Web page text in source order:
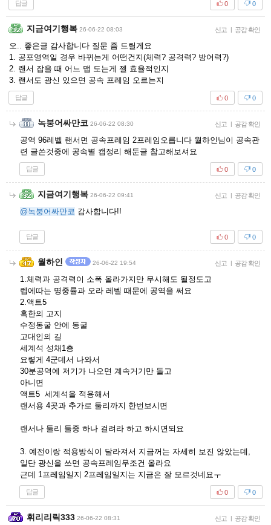
답글 0
0
지금여기행복 26-06-22 08:03 신고 | 공감 확인
오.. 좋은글 감사합니다 질문 좀 드릴게요
1. 공포영역일 경우 바뀌는게 어떤건지(체력? 공격력? 방어력?)
2. 랜서 잡을 때 어느 맵 도는게 젤 효율적인지
3. 랜서도 광신 있으면 공속 프레임 오르는지
답글 0
0
녹붕어싸만코 26-06-22 08:30 신고 | 공감 확인
공역 96레벨 랜서면 공속프레임 2프레임오릅니다 월하인님이 공속관
련 글쓴것중에 공속별 캡정리 해둔글 참고해보셔요
답글 0
0
지금여기행복 26-06-22 09:41 신고 | 공감 확인
@녹붕어싸만코 감사합니다!!
답글 0
0
월하인 26-06-22 19:54 신고 | 공감 확인
1.체력과 공격력이 소폭 올라가지만 무시해도 될정도고
렙에따는 명중률과 오라 레벨 때문에 공역을 써요
2.액트5
혹한의 고지
수정동굴 안에 동굴
고대인의 길
세계석 성채1층
요렿게 4군데서 나와서
30분공역에 저기가 나오면 계속거기만 돌고
아니면
액트5 세계석을 적용해서
랜서용 4곳과 추가로 둘리까지 한번보시면
랜서나 둘리 둘중 하나 걸려라 하고 하시면되요
3. 예전이랑 적용방식이 달라져서 지금꺼는 자세히 보진 않았는데,
일단 광신을 쓰면 공속프레임무조건 올라요
근데 1프레임일지 2프레임일지는 지금은 잘 모르것네요ㅜ
답글 0
0
휘리리릭333 26-06-22 08:31 신고 | 공감 확인